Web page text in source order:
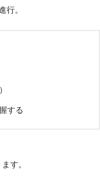
行。
する
す。